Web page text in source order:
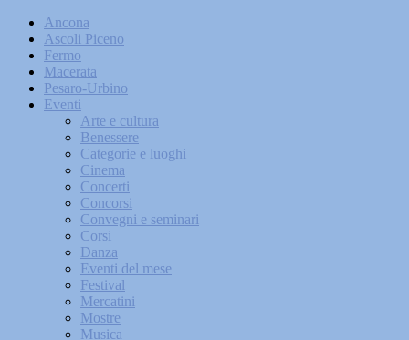
Ancona
Ascoli Piceno
Fermo
Macerata
Pesaro-Urbino
Eventi
Arte e cultura
Benessere
Categorie e luoghi
Cinema
Concerti
Concorsi
Convegni e seminari
Corsi
Danza
Eventi del mese
Festival
Mercatini
Mostre
Musica